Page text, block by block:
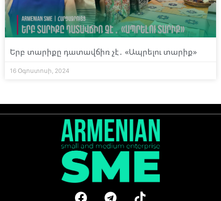
Երբ տարիքը դատավճիռ չէ․ «Ապրելու տարիք»
16 Օգոստոսի, 2024